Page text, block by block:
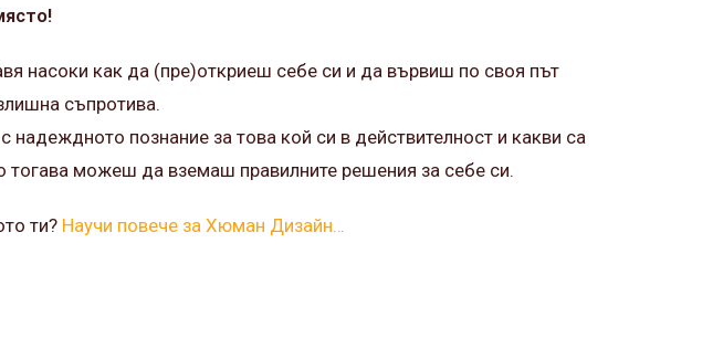
насоки как да (пре)откриеш себе си и да вървиш по своя път
съпротива.
надеждното познание за това кой си в действителност и какви са
тогава можеш да вземаш правилните решения за себе си.
ти? Научи повече за Хюман Дизайн…